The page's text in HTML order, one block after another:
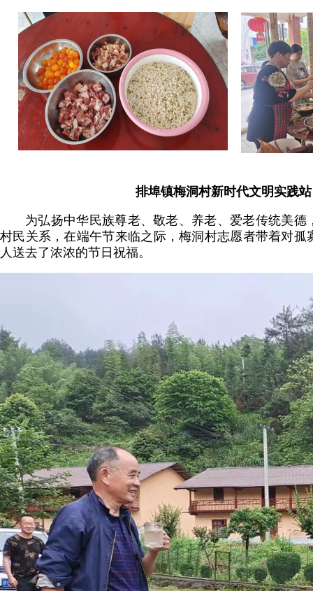
排埠镇梅洞村新时代文明实践站
为弘扬中华民族尊老、敬老、养老、爱老传统美德
村民关系，在端午节来临之际，梅洞村志愿者带着对孤
人送去了浓浓的节日祝福。